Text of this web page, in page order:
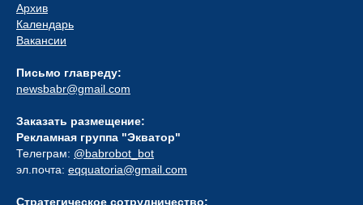
Архив
Календарь
Вакансии
Письмо главреду:
newsbabr@gmail.com
Заказать размещение:
Рекламная группа "Экватор"
Телеграм: @babrobot_bot
эл.почта: eqquatoria@gmail.com
Стратегическое сотрудничество: